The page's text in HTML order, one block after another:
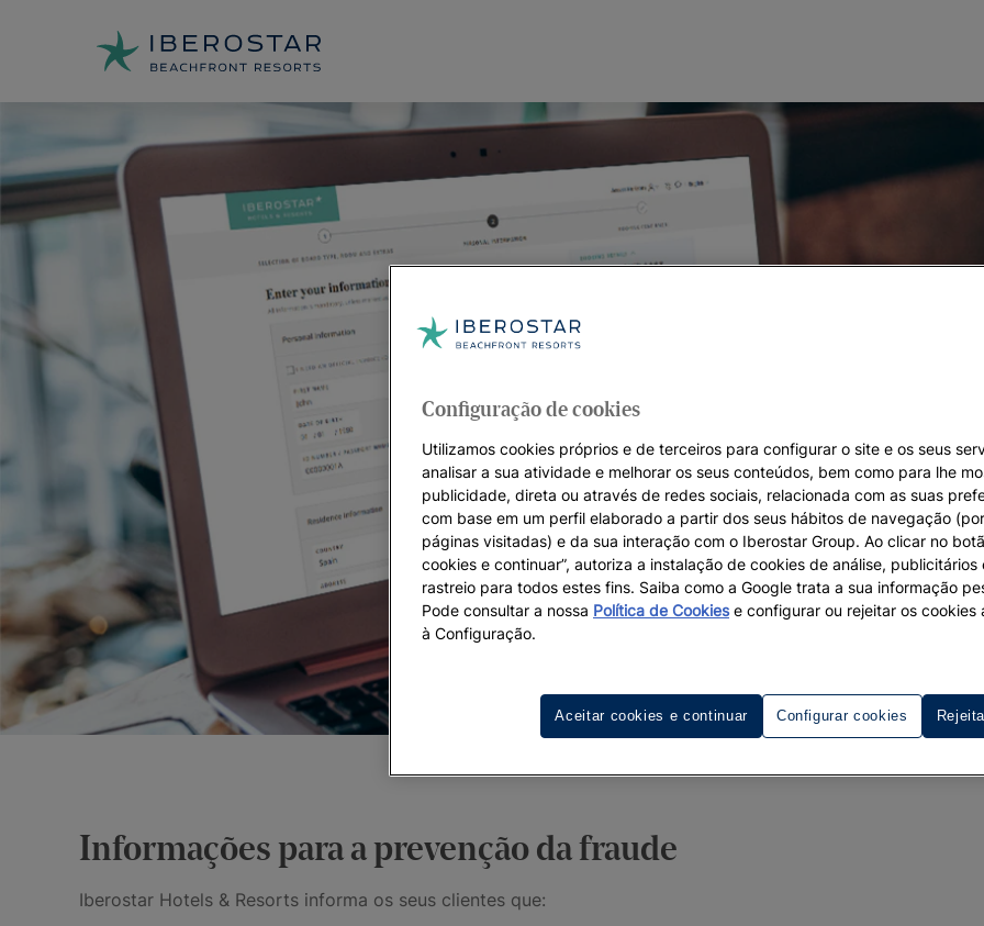
Informações para a prevenção da fraude
Iberostar Hotels & Resorts informa os seus clientes que:
Configuração de cookies
Utilizamos cookies próprios e de terceiros para configurar o site e os seus
analisar a sua atividade e melhorar os seus conteúdos, bem como para lhe
publicidade, direta ou através de redes sociais, relacionada com as suas
com base em um perfil elaborado a partir dos seus hábitos de navegação
páginas visitadas) e da sua interação com o Iberostar Group. Ao clicar no
cookies e continuar”, autoriza a instalação de cookies de análise, publicitários
rastreio para todos estes fins. Saiba como a Google trata a sua informação
Pode consultar a nossa Política de Cookiese configurar ou rejeitar os cookies
à Configuração.
Configurar cookies
Aceitar cookies e continuar